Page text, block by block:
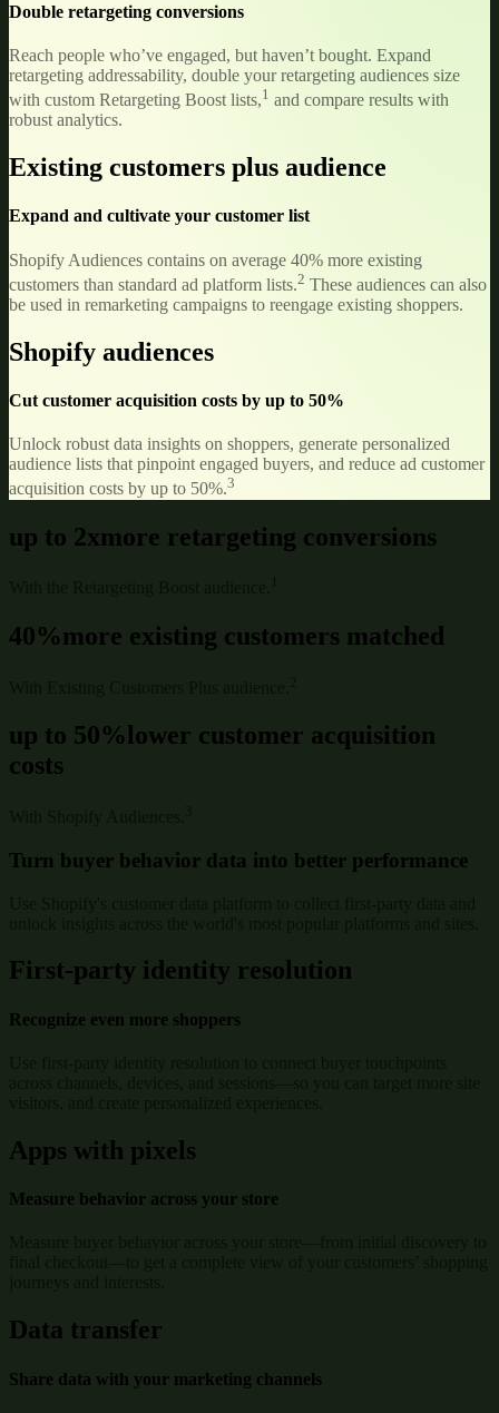
Double retargeting conversions
Reach people who’ve engaged, but haven’t bought. Expand
retargeting addressability, double your retargeting audiences size
with custom Retargeting Boost lists,1 and compare results with
robust analytics.
Existing customers plus audience
Expand and cultivate your customer list
Shopify Audiences contains on average 40% more existing
customers than standard ad platform lists.2 These audiences can also
be used in remarketing campaigns to reengage existing shoppers.
Shopify audiences
Cut customer acquisition costs by up to 50%
Unlock robust data insights on shoppers, generate personalized
audience lists that pinpoint engaged buyers, and reduce ad customer
acquisition costs by up to 50%.3
up to 2xmore retargeting conversions
40%more existing customers matched
up to 50%lower customer acquisition
costs
Turn buyer behavior data into better performance
First-party identity resolution
Recognize even more shoppers
Apps with pixels
Measure behavior across your store
Data transfer
Share data with your marketing channels